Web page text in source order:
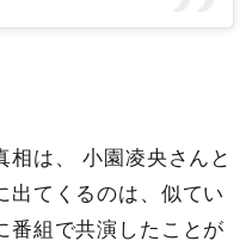
相は、 小園凌央さんと
出てくるのは、似てい
番組で共演したことが